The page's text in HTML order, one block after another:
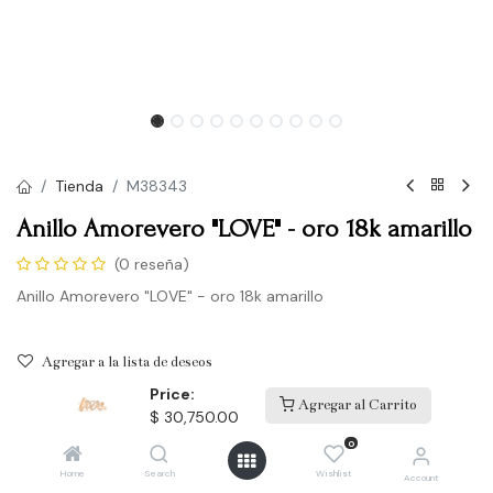
Price:
$ 30,750.00
Agregar al Carrito
Home Search
0
Wishlist Account
Tienda M38343
Anillo Amorevero "LOVE" - oro 18k amarillo
(0 reseña)
Anillo Amorevero "LOVE" - oro 18k amarillo
Agregar a la lista de deseos
Términos y condiciones
Envío: Productos en existencia 3-5 días laborales.
Precio sujeto a cambio sin previo aviso.